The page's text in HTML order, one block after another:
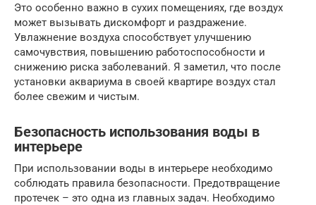
Это особенно важно в сухих помещениях, где воздух
может вызывать дискомфорт и раздражение.
Увлажнение воздуха способствует улучшению
самочувствия, повышению работоспособности и
снижению риска заболеваний. Я заметил, что после
установки аквариума в своей квартире воздух стал
более свежим и чистым.
Безопасность использования воды в
интерьере
При использовании воды в интерьере необходимо
соблюдать правила безопасности. Предотвращение
протечек – это одна из главных задач. Необходимо